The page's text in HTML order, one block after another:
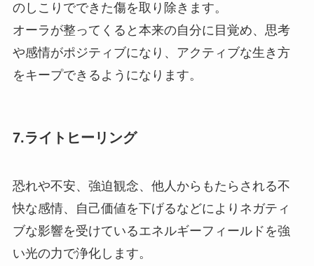
のしこりでできた傷を取り除きます。
オーラが整ってくると本来の自分に目覚め、思考
や感情がポジティブになり、アクティブな生き方
をキープできるようになります。
7.ライトヒーリング
恐れや不安、強迫観念、他人からもたらされる不
快な感情、自己価値を下げるなどによりネガティ
ブな影響を受けているエネルギーフィールドを強
い光の力で浄化します。